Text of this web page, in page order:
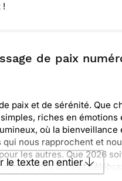
!
de paix
paix et de sérénité. Que
riches en émotions
où la
nous rapprochent et
les autres. Que 2026
nos liens et célébrer
le texte en entier